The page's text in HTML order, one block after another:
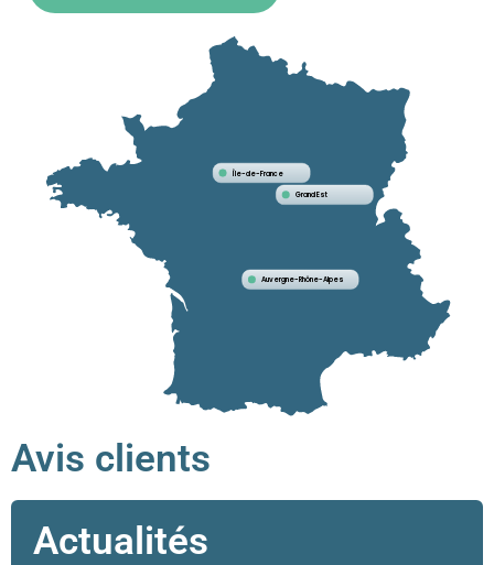
Île-de-France
Grand Est
Auvergne-Rhône-Alpes
Avis clients
Actualités